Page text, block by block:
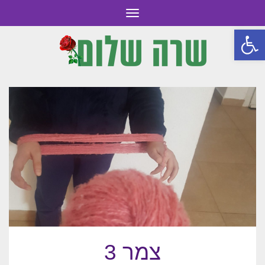
פתח סרגל נגישות
תפריט
צמר 3